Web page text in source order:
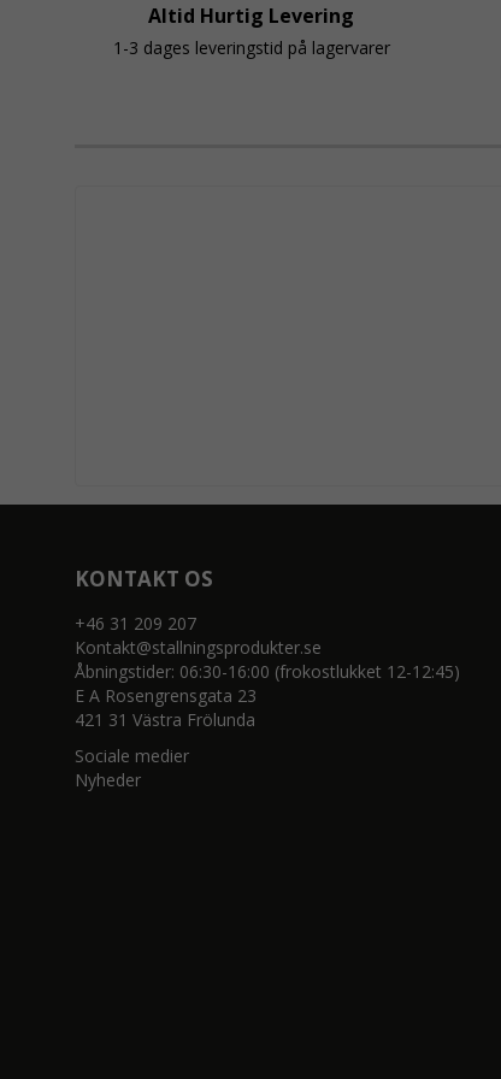
Altid Hurtig Levering
1-3 dages leveringstid på lagervarer
KONTAKT OS
+46 31 209 207
Kontakt@stallningsprodukter.se
Åbningstider: 06:30-16:00 (frokostlukket 12-12:45)
E A Rosengrensgata 23
421 31 Västra Frölunda
Sociale medier
Nyheder